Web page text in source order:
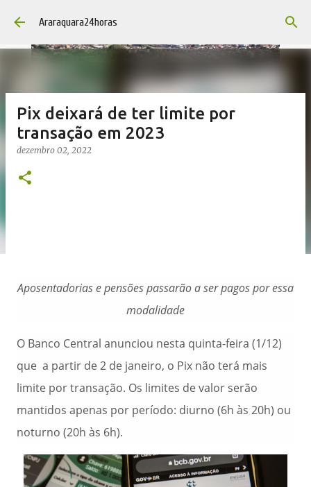
Pular para o conteúdo principal
Araraquara24horas
Pix deixará de ter limite por
transação em 2023
dezembro 02, 2022
Aposentadorias e pensões passarão a ser pagos por essa
modalidade
O Banco Central anunciou nesta quinta-feira (1/12)
que a partir de 2 de janeiro, o Pix não terá mais
limite por transação. Os limites de valor serão
mantidos apenas por período: diurno (6h às 20h) ou
noturno (20h às 6h).